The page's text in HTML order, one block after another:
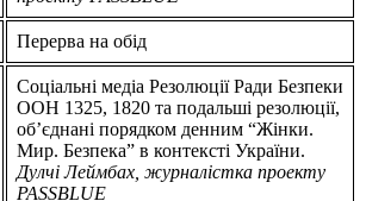
Перерва на обід
Соціальні медіа Резолюції Ради Безпеки
ООН 1325, 1820 та подальші резолюції,
об’єднані порядком денним “Жінки.
Мир. Безпека” в контексті України.
Дулчі Леймбах, журналістка проекту
PASSBLUE